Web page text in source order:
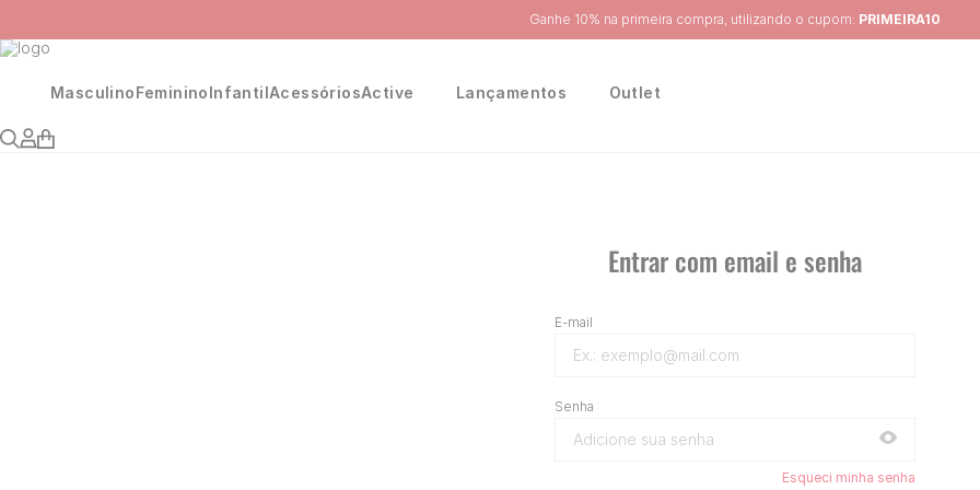
MasculinoFemininoInfantilAcessóriosActive Lançamentos Outlet
Entrar com email e senha
Esqueci minha senha